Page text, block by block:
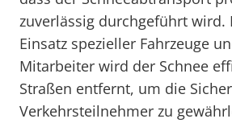
zuverlässig durchgeführt wird.
Einsatz spezieller Fahrzeuge
Mitarbeiter wird der Schnee
Straßen entfernt, um die
Verkehrsteilnehmer zu